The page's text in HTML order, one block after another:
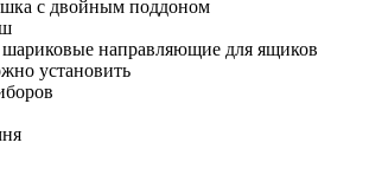
с двойным поддоном
направляющие для ящиков
установить